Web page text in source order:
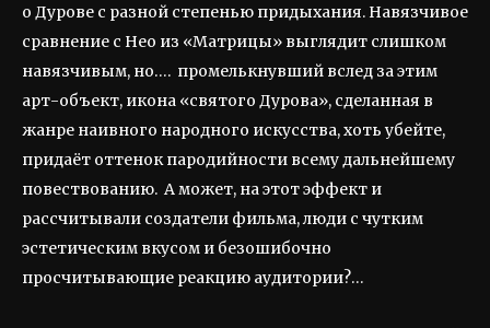
о Дурове с разной степенью придыхания. Навязчивое
сравнение с Нео из «Матрицы» выглядит слишком
навязчивым, но…. промелькнувший вслед за этим
арт-объект, икона «святого Дурова», сделанная в
жанре наивного народного искусства, хоть убейте,
придаёт оттенок пародийности всему дальнейшему
повествованию. А может, на этот эффект и
рассчитывали создатели фильма, люди с чутким
эстетическим вкусом и безошибочно
просчитывающие реакцию аудитории?…